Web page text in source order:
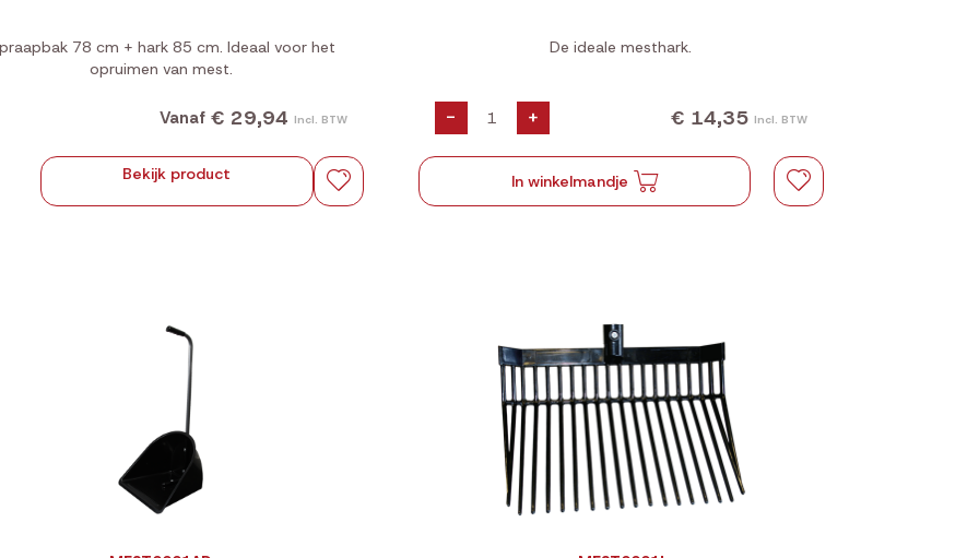
78 cm + hark 85 cm. Ideaal voor het
opruimen van mest.
Vanaf € 29,94 Incl. BTW
Bekijk product
De ideale mesthark.
- + € 14,35 Incl. BTW
In winkelmandje